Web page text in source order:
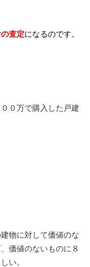
査定になるのです。
０万で購入した戸建
物に対して価値のな
価値のないものに８
い。